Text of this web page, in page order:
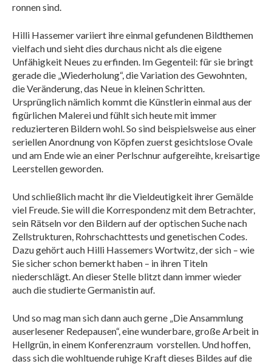
ronnen sind.
Hilli Hassemer variiert ihre einmal gefundenen Bildthemen
vielfach und sieht dies durchaus nicht als die eigene
Unfähigkeit Neues zu erfinden. Im Gegenteil: für sie bringt
gerade die „Wiederholung“, die Variation des Gewohnten,
die Veränderung, das Neue in kleinen Schritten.
Ursprünglich nämlich kommt die Künstlerin einmal aus der
figürlichen Malerei und fühlt sich heute mit immer
reduzierteren Bildern wohl. So sind beispielsweise aus einer
seriellen Anordnung von Köpfen zuerst gesichtslose Ovale
und am Ende wie an einer Perlschnur aufgereihte, kreisartige
Leerstellen geworden.
Und schließlich macht ihr die Vieldeutigkeit ihrer Gemälde
viel Freude. Sie will die Korrespondenz mit dem Betrachter,
sein Rätseln vor den Bildern auf der optischen Suche nach
Zellstrukturen, Rohrschachttests und genetischen Codes.
Dazu gehört auch Hilli Hassemers Wortwitz, der sich – wie
Sie sicher schon bemerkt haben – in ihren Titeln
niederschlägt. An dieser Stelle blitzt dann immer wieder
auch die studierte Germanistin auf.
Und so mag man sich dann auch gerne „Die Ansammlung
auserlesener Redepausen“, eine wunderbare, große Arbeit in
Hellgrün, in einem Konferenzraum vorstellen. Und hoffen,
dass sich die wohltuende ruhige Kraft dieses Bildes auf die